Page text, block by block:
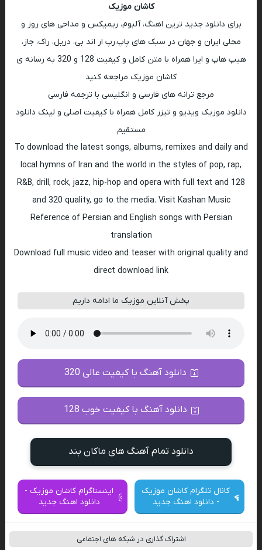
کاشان موزیک
برای دانلود جدید ترین اهنگ، آلبوم، ریمیکس و مداحی های روز و
محلی ایران و جهان در سبک های پاپ،رپ ار اند بی، دریل، راک، جاز،
هیپ هاپ و اپرا همراه با متن کامل و کیفیت 128 و 320 به رسانه ی
کاشان موزیک مراجعه کنید
مرجع ترانه های فارسی و انگلیسی با ترجمه فارسی
دانلود موزیک ویدیو و تیزر کامل همراه با کیفیت اصلی و لینک دانلود
مستقیم
To download the latest songs, albums, remixes and daily and
local hymns of Iran and the world in the styles of pop, rap,
R&B, drill, rock, jazz, hip-hop and opera with full text and 128
and 320 quality, go to the media. Visit Kashan Music
Reference of Persian and English songs with Persian
translation
Download full music video and teaser with original quality and
direct download link
پخش آنلاین موزیک ما ادامه داریم
دانلود آهنگ با کیفیت عالی 320
دانلود آهنگ با کیفیت خوب 128
دانلود تمام آهنگ های ماکان بند
کانال تلگرام کاشان موزیک
- دانلود اهنگ جدید
اینستاگرام کاشان موزیک -
دانلود اهنگ جدید
اشتراک گذاری در شبکه های اجتماعی